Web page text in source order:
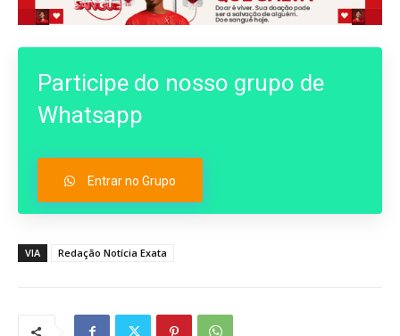
Participe do nosso grupo de
Whatsapp
Entrar no Grupo
VIA Redação Notícia Exata